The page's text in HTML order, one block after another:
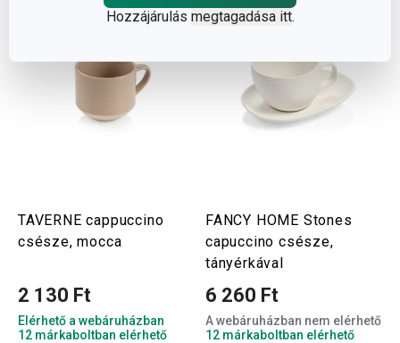
Hozzájárulás megtagadása itt.
TAVERNE cappuccino
csésze, mocca
2 130 Ft
Elérhető a webáruházban
12 márkaboltban elérhető
FANCY HOME Stones
capuccino csésze,
tányérkával
6 260 Ft
A webáruházban nem elérhető
12 márkaboltban elérhető